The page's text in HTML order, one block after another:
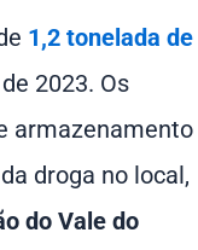
1,2 tonelada de
2023. Os
armazenamento
droga no local,
do Vale do